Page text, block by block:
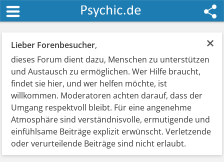
×
Lieber Forenbesucher,
dieses Forum dient dazu, Menschen zu unterstützen
und Austausch zu ermöglichen. Wer Hilfe braucht,
findet sie hier, und wer helfen möchte, ist
willkommen. Moderatoren achten darauf, dass der
Umgang respektvoll bleibt. Für eine angenehme
Atmosphäre sind verständnisvolle, ermutigende und
einfühlsame Beiträge explizit erwünscht. Verletzende
oder verurteilende Beiträge sind nicht erlaubt.